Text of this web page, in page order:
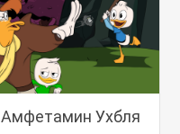
Амфетамин Ухбля